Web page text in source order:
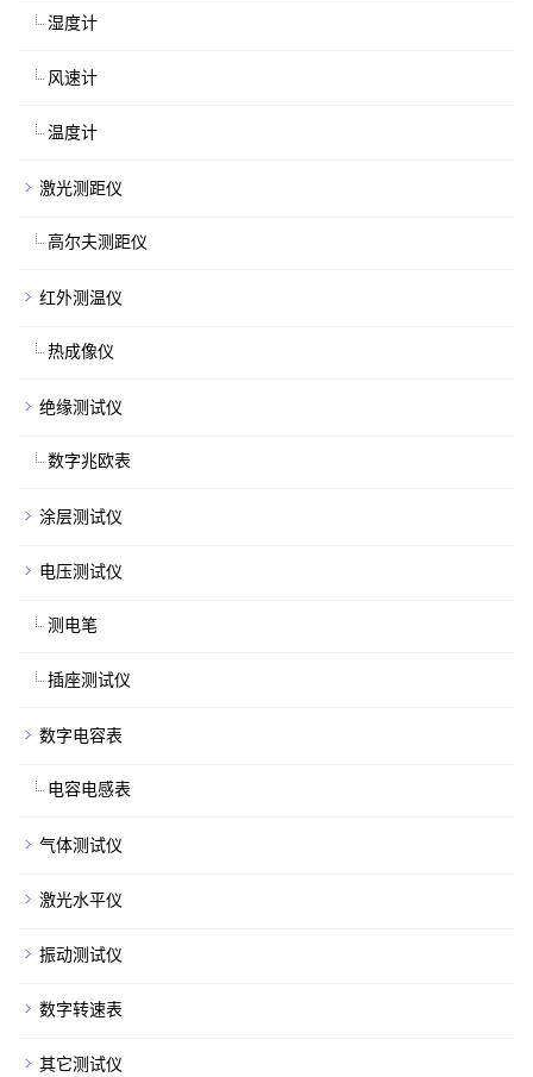
湿度计
风速计
温度计
激光测距仪
高尔夫测距仪
红外测温仪
热成像仪
绝缘测试仪
数字兆欧表
涂层测试仪
电压测试仪
测电笔
插座测试仪
数字电容表
电容电感表
气体测试仪
激光水平仪
振动测试仪
数字转速表
其它测试仪